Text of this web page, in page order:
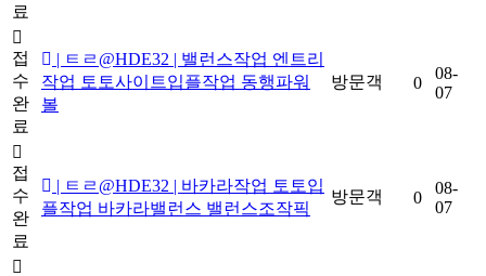
료
접
수
완
료
| ㅌㄹ@HDE32 | 밸런스작업 엔트리
작업 토토사이트입플작업 동행파워
볼
방문객 0
08-
07
접
수
완
료
| ㅌㄹ@HDE32 | 바카라작업 토토입
플작업 바카라밸런스 밸런스조작픽
방문객 0
08-
07